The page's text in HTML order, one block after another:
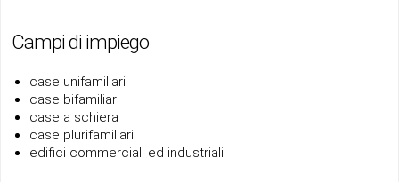
Campi di impiego
case unifamiliari
case bifamiliari
case a schiera
case plurifamiliari
edifici commerciali ed industriali